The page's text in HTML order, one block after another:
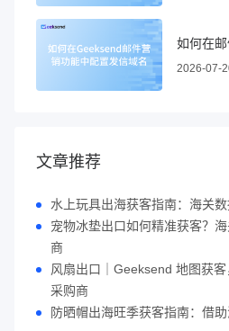
2026-07-
文章推荐
水上玩具出海获客指南：海关
宠物冰垫出口如何精准获客？
商
风扇出口｜Geeksend 地图获
采购商
防晒帽出海旺季获客指南：借